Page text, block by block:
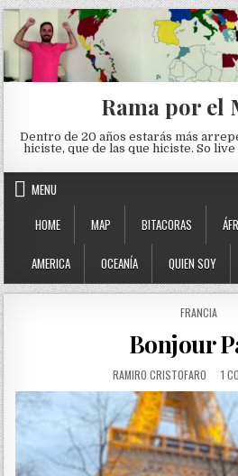
Skip to content
Rama por el
Dentro de 20 años estarás más
hiciste, que de las que hiciste. So
MENU
HOME
MAP BITACORAS
AMERICA OCEANÍA QUIEN SOY
POSTED IN
FRANCIA
Bonjour
AUTHOR:
RAMIRO CRISTOFARO 1